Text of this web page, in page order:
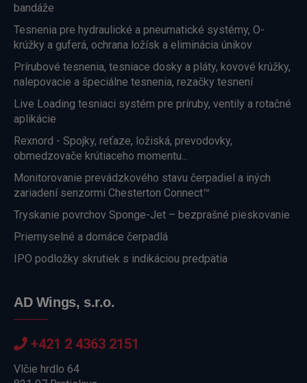
bandáže
Tesnenia pre hydraulické a pneumatické systémy, O-
krúžky a guferá, ochrana ložísk a eliminácia únikov
Prírubové tesnenia, tesniace dosky a pláty, kovové krúžky,
nalepovacie a špeciálne tesnenia, rezačky tesnení
Live Loading tesniaci systém pre príruby, ventily a rotačné
aplikácie
Rexnord - Spojky, reťaze, ložiská, prevodovky,
obmedzovače krútiaceho momentu...
Monitorovanie prevádzkového stavu čerpadiel a iných
zariadení senzormi Chesterton Connect™
Tryskanie povrchov Sponge-Jet – bezprašné pieskovanie
Priemyselné a domáce čerpadlá
IPO podložky skrutiek s indikáciou predpätia
AD Wings, s.r.o.
+421 2 4363 2151
Vlčie hrdlo 64